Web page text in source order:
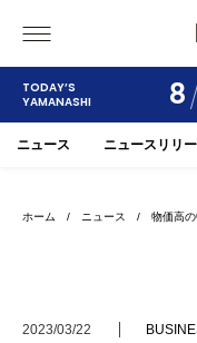
TODAY’S
YAMANASHI
8
甲府 河
ニュース ニュースリリ
ホーム / ニュース / 物価高の
2023/03/22